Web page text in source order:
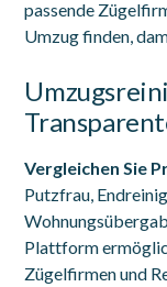
passende
Umzug finden,
Vergleichen Sie
Putzfrau,
Plattform
Zügelfirmen und